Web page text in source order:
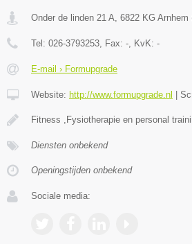
Onder de linden 21 A 6822 KG Arnhem
Tel: 026-3793253 , Fax: - , KvK: -
E-mail › Formupgrade
Website: http://www.formupgrade.nl
Fitness ,Fysiotherapie en personal
Diensten onbekend
Openingstijden onbekend
Sociale media: